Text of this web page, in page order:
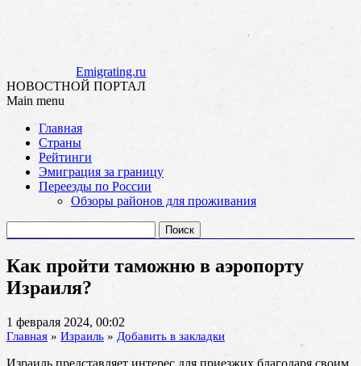
Emigrating.ru
НОВОСТНОЙ ПОРТАЛ
Main menu
content
Главная
Страны
Рейтинги
Эмиграция за границу
Переезды по России
Обзоры районов для проживания
Как пройти таможню в аэропорту
Израиля?
1 февраля 2024, 00:02
Главная » Израиль » Добавить в закладки